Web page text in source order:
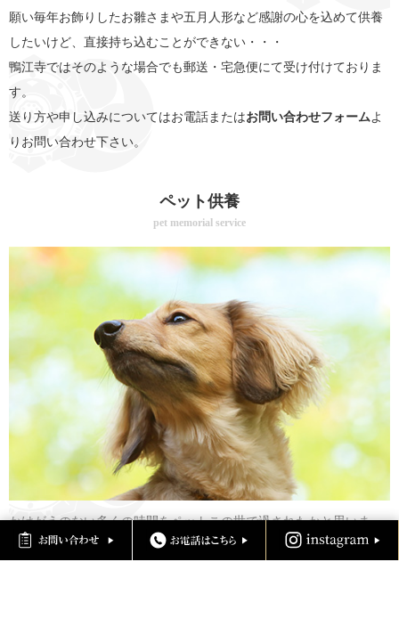
願い毎年お飾りしたお雛さまや五月人形など感謝の心を込めて供養
したいけど、直接持ち込むことができない・・・
鴨江寺ではそのような場合でも郵送・宅急便にて受け付けておりま
す。
送り方や申し込みについてはお電話またはお問い合わせフォーム よ
りお問い合わせ下さい。
ペット供養
pet memorial service
かけがえのない多くの時間をペットこの世で過されたかと思いま
す。ペットはペットではなく御家族の一員です。深い絆で結ばれた